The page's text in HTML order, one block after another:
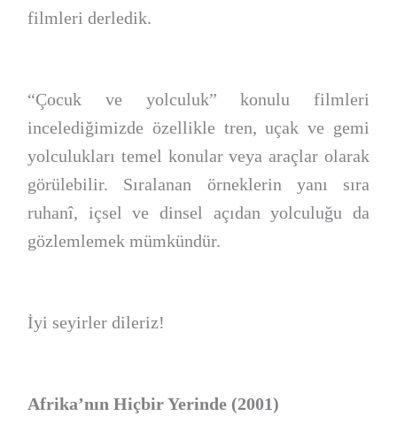
filmleri derledik.
“Çocuk ve yolculuk” konulu filmleri
incelediğimizde özellikle tren, uçak ve gemi
yolculukları temel konular veya araçlar olarak
görülebilir. Sıralanan örneklerin yanı sıra
ruhanî, içsel ve dinsel açıdan yolculuğu da
gözlemlemek mümkündür.
İyi seyirler dileriz!
Afrika’nın Hiçbir Yerinde (2001)